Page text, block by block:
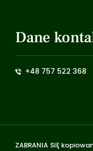
Dane
+48 757 522 368
ZABRANIA SIĘ